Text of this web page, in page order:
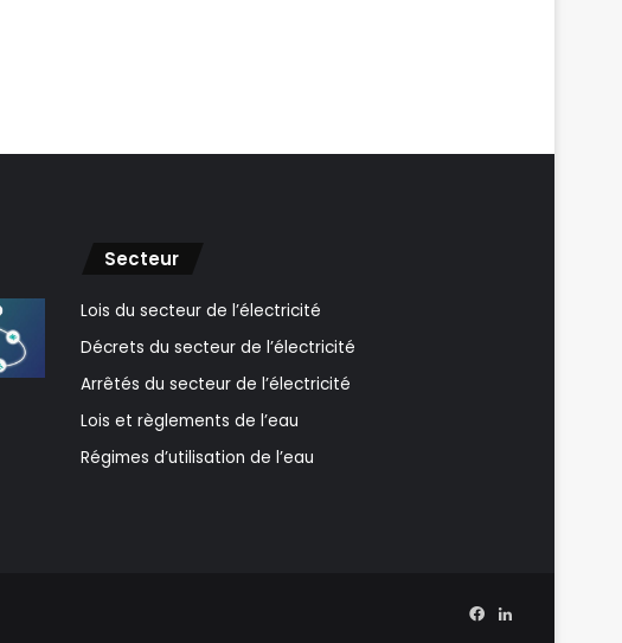
Secteur
Lois du secteur de l’électricité
Décrets du secteur de l’électricité
Arrêtés du secteur de l’électricité
Lois et règlements de l’eau
Régimes d’utilisation de l’eau
Facebook
Linkedin